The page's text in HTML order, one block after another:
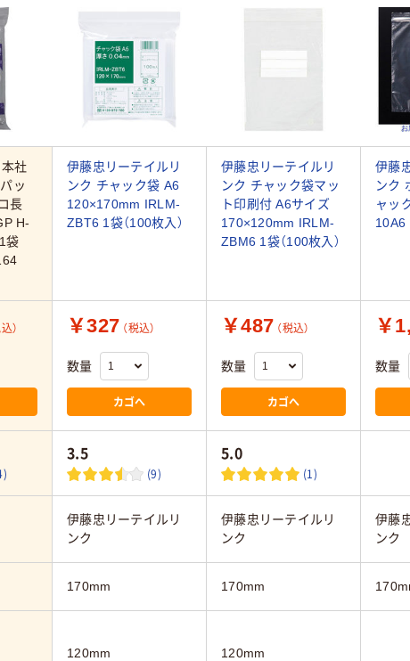
社
ッ
長
H-
袋
伊藤忠リーテイルリ
ンク チャック袋 A6
120×170mm IRLM-
ZBT6 1袋（100枚入）
伊藤忠リーテイルリ
ンク チャック袋マッ
ト印刷付 A6サイズ
170×120mm IRLM-
ZBM6 1袋（100枚入）
伊藤
ンク
ャッ
10A6
） ￥327 （税込）
数量
カゴへ
￥487 （税込）
数量
カゴへ
￥
数量
3.5
(9)
5.0
(1)
伊藤忠リーテイルリ
ンク
伊藤忠リーテイルリ
ンク
伊藤
ンク
170mm 170mm
120mm 120mm